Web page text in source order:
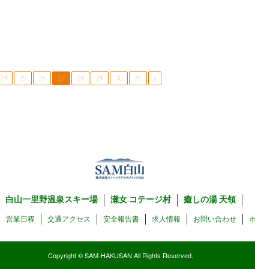
24 25 26 27 28 29 30 31 »
白山一里野温泉スキー場 瀬女 コテージ村 癒しの湯 天領
営業日程 交通アクセス 安全報告書 求人情報 お問い合わせ
Copyright © SAM-HAKUSAN All Rights Reserved.